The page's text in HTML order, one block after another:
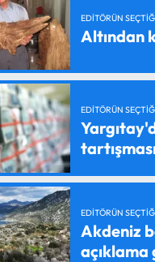
EDITÖRÜN
Altından
EDITÖRÜN
EDITÖRÜN
Akdeniz
açıklama